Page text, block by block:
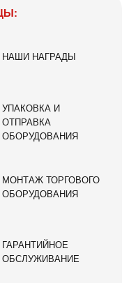
НАШИ НАГРАДЫ
УПАКОВКА И
ОТПРАВКА
ОБОРУДОВАНИЯ
МОНТАЖ ТОРГОВОГО
ОБОРУДОВАНИЯ
ГАРАНТИЙНОЕ
ОБСЛУЖИВАНИЕ